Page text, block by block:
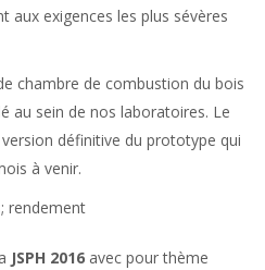
aux exigences les plus sévères
chambre de combustion du bois
au sein de nos laboratoires. Le
définitive du prototype qui
à venir.
rendement
JSPH 2016 avec pour thème